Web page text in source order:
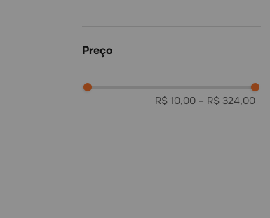
Drogaria Santa Maria
R$ 10,00 – R$ 324,00